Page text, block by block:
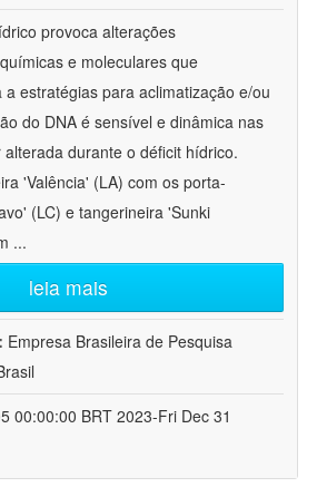
provoca alterações
e moleculares que
estratégias para aclimatização e/ou
do DNA é sensível e dinâmica nas
durante o déficit hídrico.
'Valência' (LA) com os porta-
(LC) e tangerineira 'Sunki
...
leia mais
Empresa Brasileira de Pesquisa
00:00:00 BRT 2023-Fri Dec 31